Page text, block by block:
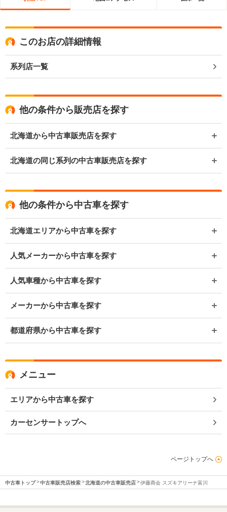
このお店の詳細情報
系列店一覧
他の条件から販売店を探す
北海道から中古車販売店を探す
北海道の同じ系列の中古車販売店を探す
他の条件から中古車を探す
北海道エリアから中古車を探す
人気メーカーから中古車を探す
人気車種から中古車を探す
メーカーから中古車を探す
都道府県から中古車を探す
メニュー
エリアから中古車を探す
カーセンサートップへ
ページトップへ
中古車トップ 中古車販売店検索 北海道の中古車販売店 伊藤商会 スズキアリーナ富川